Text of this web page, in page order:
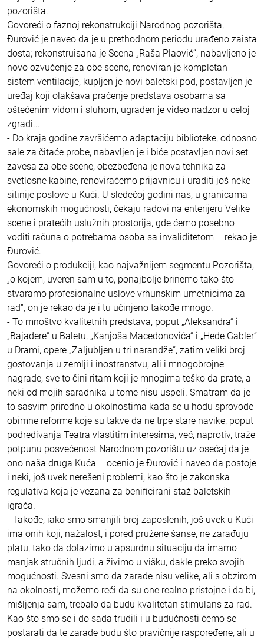
pozorišta.
Govoreći o faznoj rekonstrukciji Narodnog pozorišta,
Đurović je naveo da je u prethodnom periodu urađeno zaista
dosta; rekonstruisana je Scena „Raša Plaović“, nabavljeno je
novo ozvučenje za obe scene, renoviran je kompletan
sistem ventilacije, kupljen je novi baletski pod, postavljen je
uređaj koji olakšava praćenje predstava osobama sa
oštećenim vidom i sluhom, ugrađen je video nadzor u celoj
zgradi...
- Do kraja godine završićemo adaptaciju biblioteke, odnosno
sale za čitaće probe, nabavljen je i biće postavljen novi set
zavesa za obe scene, obezbeđena je nova tehnika za
svetlosne kabine, renoviraćemo prijavnicu i uraditi još neke
sitinije poslove u Kući. U sledećoj godini nas, u granicama
ekonomskih mogućnosti, čekaju radovi na enterijeru Velike
scene i pratećih uslužnih prostorija, gde ćemo posebno
voditi računa o potrebama osoba sa invaliditetom – rekao je
Đurović.
Govoreći o produkciji, kao najvažnijem segmentu Pozorišta,
„o kojem, uveren sam u to, ponajbolje brinemo tako što
stvaramo profesionalne uslove vrhunskim umetnicima za
rad“, on je rekao da je i tu učinjeno takođe mnogo.
- To mnoštvo kvalitetnih predstava, poput „Aleksandra“ i
„Bajadere“ u Baletu, „Kanjoša Macedonovića“ i „Hede Gabler“
u Drami, opere „Zaljubljen u tri narandže“, zatim veliki broj
gostovanja u zemlji i inostranstvu, ali i mnogobrojne
nagrade, sve to čini ritam koji je mnogima teško da prate, a
neki od mojih saradnika u tome nisu uspeli. Smatram da je
to sasvim prirodno u okolnostima kada se u hodu sprovode
obimne reforme koje su takve da ne trpe stare navike, poput
podređivanja Teatra vlastitim interesima, već, naprotiv, traže
potpunu posvećenost Narodnom pozorištu uz osećaj da je
ono naša druga Kuća – ocenio je Đurović i naveo da postoje
i neki, još uvek nerešeni problemi, kao što je zakonska
regulativa koja je vezana za benificirani staž baletskih
igrača.
- Takođe, iako smo smanjili broj zaposlenih, još uvek u Kući
ima onih koji, nažalost, i pored pružene šanse, ne zarađuju
platu, tako da dolazimo u apsurdnu situaciju da imamo
manjak stručnih ljudi, a živimo u višku, dakle preko svojih
mogućnosti. Svesni smo da zarade nisu velike, ali s obzirom
na okolnosti, možemo reći da su one realno pristojne i da bi,
mišljenja sam, trebalo da budu kvalitetan stimulans za rad.
Kao što smo se i do sada trudili i u budućnosti ćemo se
postarati da te zarade budu što pravičnije raspoređene, ali u